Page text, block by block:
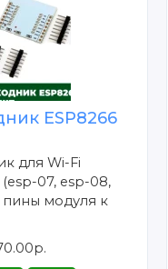
ESP8266
для Wi-Fi
07, esp-08,
пины модуля к